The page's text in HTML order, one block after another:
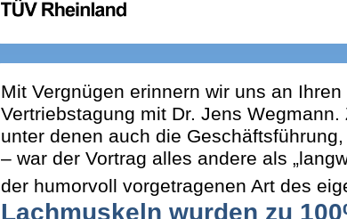
Mit Vergnügen erinnern wir uns an
Vertriebstagung mit Dr. Jens
unter denen auch die
– war der Vortrag alles andere als
der humorvoll vorgetragenen Art des
Lachmuskeln wurden zu